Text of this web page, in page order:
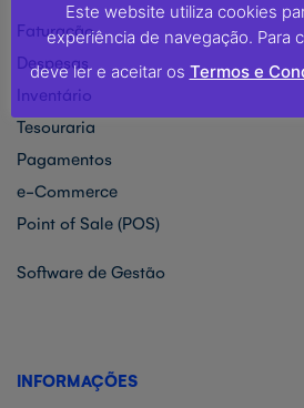
Faturação
Despesas
Inventário
Tesouraria
Pagamentos
e-Commerce
Point of Sale (POS)
Software de Gestão
INFORMAÇÕES
Este website utiliza cookies
experiência de navegação. Para
deve ler e aceitar os Termos e